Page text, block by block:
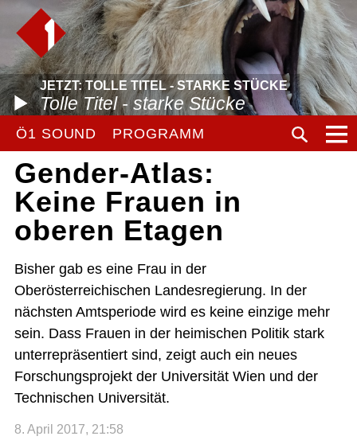
JETZT: TOLLE TITEL - STARKE STÜCKE
Tolle Titel - starke Stücke
Ö1 SOUND PROGRAMM
Gender-Atlas:
Keine Frauen in
oberen Etagen
Bisher gab es eine Frau in der
Oberösterreichischen Landesregierung. In der
nächsten Amtsperiode wird es keine einzige mehr
sein. Dass Frauen in der heimischen Politik stark
unterrepräsentiert sind, zeigt auch ein neues
Forschungsprojekt der Universität Wien und der
Technischen Universität.
8. April 2017, 21:58